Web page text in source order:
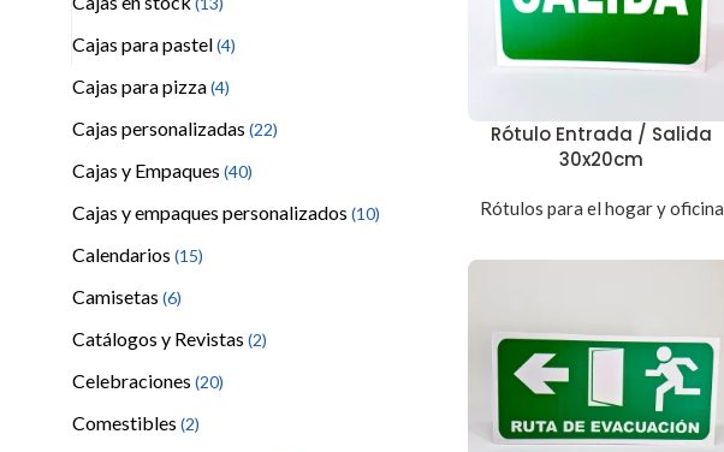
Cajas para pastel(4)
Cajas para pizza(4)
Cajas personalizadas (22)
Cajas y Empaques (40)
Cajas y empaques personalizados (10)
Calendarios (15)
Camisetas (6)
Catálogos y Revistas (2)
Celebraciones (20)
Comestibles (2)
Rótulo Entrada / Salida
30x20cm
Rótulos para el hogar y oficina